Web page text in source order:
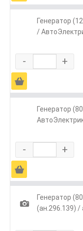
Генератор
/
- +
Ä
Генератор
- +
Ä
1
Генератор
(ан.296.139) /